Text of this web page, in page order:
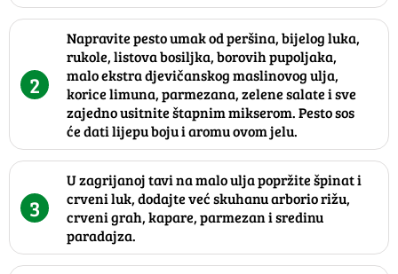
2
Napravite pesto umak od peršina, bijelog luka,
rukole, listova bosiljka, borovih pupoljaka,
malo ekstra djevičanskog maslinovog ulja,
korice limuna, parmezana, zelene salate i sve
zajedno usitnite štapnim mikserom. Pesto sos
će dati lijepu boju i aromu ovom jelu.
3
U zagrijanoj tavi na malo ulja popržite špinat i
crveni luk, dodajte već skuhanu arborio rižu,
crveni grah, kapare, parmezan i sredinu
paradajza.